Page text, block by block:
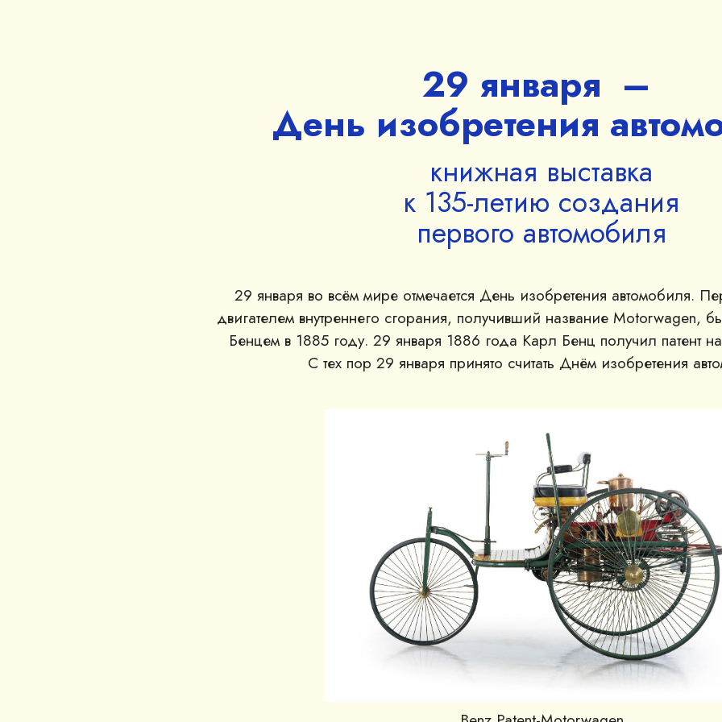
29 января –
День изобретения
книжная выставка
к 135-летию создания
первого автомобиля
29 января во всём мире отмечается День изобретения автомобиля.
двигателем внутреннего сгорания, получивший название Motorwagen,
Бенцем в 1885 году. 29 января 1886 года Карл Бенц получил патент
С тех пор 29 января принято считать Днём изобретения